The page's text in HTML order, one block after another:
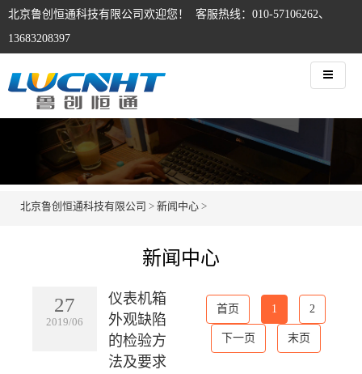
北京鲁创恒通科技有限公司欢迎您！ 客服热线：010-57106262、
13683208397
北京鲁创恒通科技有限公司 > 新闻中心 >
新闻中心
27
2019/06
仪表机箱
外观缺陷
的检验方
法及要求
首页 1 2
下一页 末页